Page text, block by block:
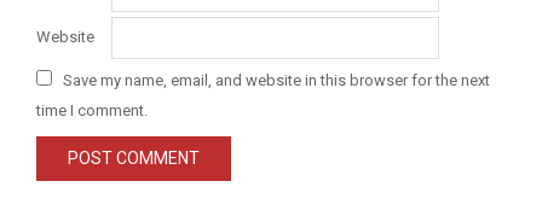
Website
Save my name, email, and website in this browser for the next
time I comment.